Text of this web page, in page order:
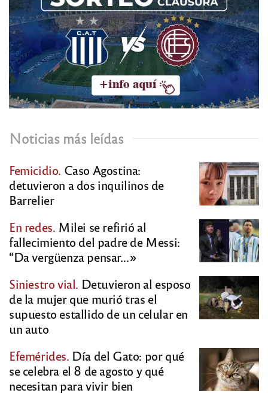
Noticias más leídas
Femicidio. Caso Agostina:
detuvieron a dos inquilinos de
Barrelier
En redes. Milei se refirió al
fallecimiento del padre de Messi:
“Da vergüenza pensar…»
Siniestro vial. Detuvieron al esposo
de la mujer que murió tras el
supuesto estallido de un celular en
un auto
Efemérides. Día del Gato: por qué
se celebra el 8 de agosto y qué
necesitan para vivir bien